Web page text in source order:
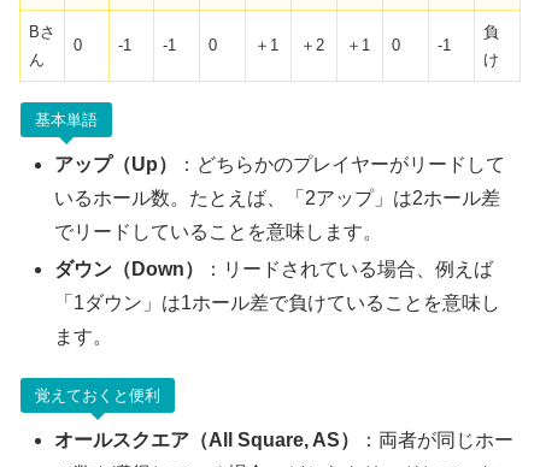
Bさ
ん
0 -1 -1 0 ＋1 ＋2 ＋1 0 -1
負
け
基本単語
アップ（Up）
：どちらかのプレイヤーがリードして
いるホール数。たとえば、「2アップ」は2ホール差
でリードしていることを意味します。
ダウン（Down）
：リードされている場合、例えば
「1ダウン」は1ホール差で負けていることを意味し
ます。
覚えておくと便利
オールスクエア（All Square, AS）
：両者が同じホー